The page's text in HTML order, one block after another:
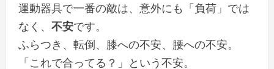
運動器具で一番の敵は、意外にも「負荷」では
なく、 不安です。
ふらつき、転倒、膝への不安、腰への不安。
「これで合ってる？」という不安。